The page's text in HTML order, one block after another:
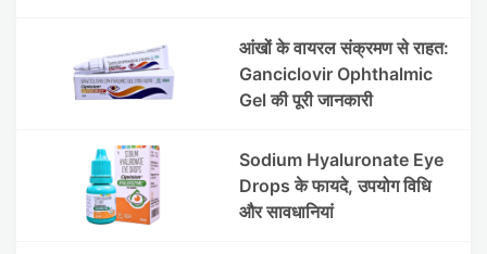
आंखों के वायरल संक्रमण से राहत:
Ganciclovir Ophthalmic
Gel की पूरी जानकारी
Sodium Hyaluronate Eye
Drops के फायदे, उपयोग विधि
और सावधानियां